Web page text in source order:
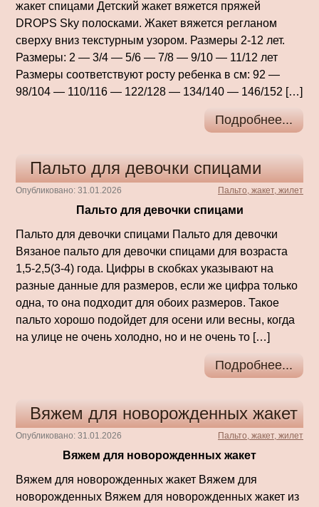
жакет спицами Детский жакет вяжется пряжей
DROPS Sky полосками. Жакет вяжется регланом
сверху вниз текстурным узором. Размеры 2-12 лет.
Размеры: 2 — 3/4 — 5/6 — 7/8 — 9/10 — 11/12 лет
Размеры соответствуют росту ребенка в см: 92 —
98/104 — 110/116 — 122/128 — 134/140 — 146/152 […]
Подробнее...
Пальто для девочки спицами
Опубликовано: 31.01.2026 Пальто, жакет, жилет
Пальто для девочки спицами
Пальто для девочки спицами Пальто для девочки
Вязаное пальто для девочки спицами для возраста
1,5-2,5(3-4) года. Цифры в скобках указывают на
разные данные для размеров, если же цифра только
одна, то она подходит для обоих размеров. Такое
пальто хорошо подойдет для осени или весны, когда
на улице не очень холодно, но и не очень то […]
Подробнее...
Вяжем для новорожденных жакет
Опубликовано: 31.01.2026 Пальто, жакет, жилет
Вяжем для новорожденных жакет
Вяжем для новорожденных жакет Вяжем для
новорожденных Вяжем для новорожденных жакет из